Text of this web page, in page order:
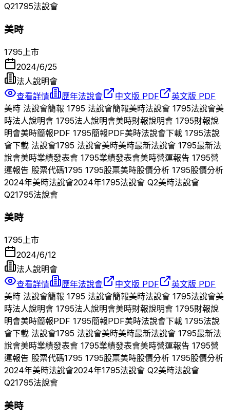
Q21795法說會
美時
1795 上市
2024/6/25
法人說明會
查看詳情
歷年法說會 中文版 PDF
英文版 PDF
美時 法說會簡報 1795 法說會簡報美時法說會 1795法說會美
時法人說明會 1795法人說明會美時財報說明會 1795財報說
明會美時簡報PDF 1795簡報PDF美時法說會下載 1795法說
會下載 法說會1795 法說會美時美時最新法說會 1795最新法
說會美時業績發表會 1795業績發表會美時營運報告 1795營
運報告 股票代碼1795 1795股票美時股價分析 1795股價分析
2024年美時法說會2024年1795法說會 Q2美時法說會
Q21795法說會
美時
1795上市
2024/6/12
法人說明會
查看詳情
歷年法說會 中文版 PDF
英文版 PDF
美時 法說會簡報 1795 法說會簡報美時法說會 1795法說會美
時法人說明會 1795法人說明會美時財報說明會 1795財報說
明會美時簡報PDF 1795簡報PDF美時法說會下載 1795法說
會下載 法說會1795 法說會美時美時最新法說會 1795最新法
說會美時業績發表會 1795業績發表會美時營運報告 1795營
運報告 股票代碼1795 1795股票美時股價分析 1795股價分析
2024年美時法說會2024年1795法說會 Q2美時法說會
Q21795法說會
美時